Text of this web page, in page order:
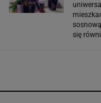
się